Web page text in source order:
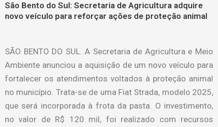
São Bento do Sul: Secretaria de Agricultura adquire
novo veículo para reforçar ações de proteção animal
SÃO BENTO DO SUL. A Secretaria de Agricultura e Meio
Ambiente anunciou a aquisição de um novo veículo para
fortalecer os atendimentos voltados à proteção animal
no município. Trata-se de uma Fiat Strada, modelo 2025,
que será incorporada à frota da pasta. O investimento,
no valor de R$ 120 mil, foi realizado com recursos